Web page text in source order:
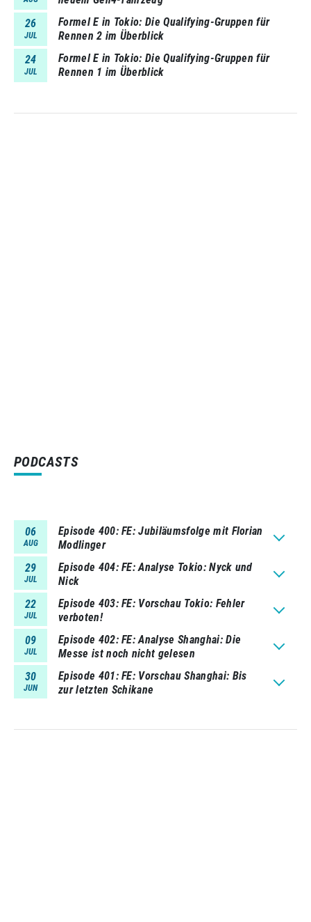
26
JUL
Formel E in Tokio: Die Qualifying-Gruppen für
Rennen 2 im Überblick
24
JUL
Formel E in Tokio: Die Qualifying-Gruppen für
Rennen 1 im Überblick
PODCASTS
06
AUG
Episode 400 FE: Jubiläumsfolge mit Florian
Modlinger
29
JUL
Episode 404 FE: Analyse Tokio: Nyck und
Nick
22
JUL
Episode 403 FE: Vorschau Tokio: Fehler
verboten!
09
JUL
Episode 402 FE: Analyse Shanghai: Die
Messe ist noch nicht gelesen
30
JUN
Episode 401 FE: Vorschau Shanghai: Bis
zur letzten Schikane